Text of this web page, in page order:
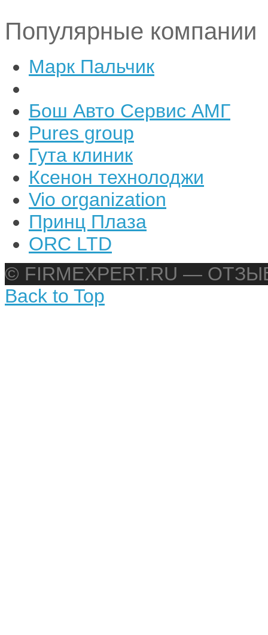
Популярные компании
Марк Пальчик
Бош Авто Сервис АМГ
Pures group
Гута клиник
Ксенон технолоджи
Vio organization
Принц Плаза
ORC LTD
© FIRMEXPERT.RU —
Back to Top